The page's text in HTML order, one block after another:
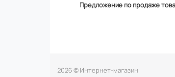
Предложение по продаже
2026 © Интернет-магазин